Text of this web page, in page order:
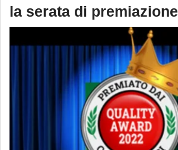
la serata di premiazione